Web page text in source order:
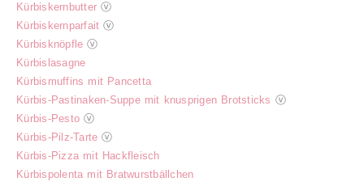
Kürbiskernbutter ⓥ
Kürbiskernparfait ⓥ
Kürbisknöpfle ⓥ
Kürbislasagne
Kürbismuffins mit Pancetta
Kürbis-Pastinaken-Suppe mit knusprigen Brotsticks ⓥ
Kürbis-Pesto ⓥ
Kürbis-Pilz-Tarte ⓥ
Kürbis-Pizza mit Hackfleisch
Kürbispolenta mit Bratwurstbällchen